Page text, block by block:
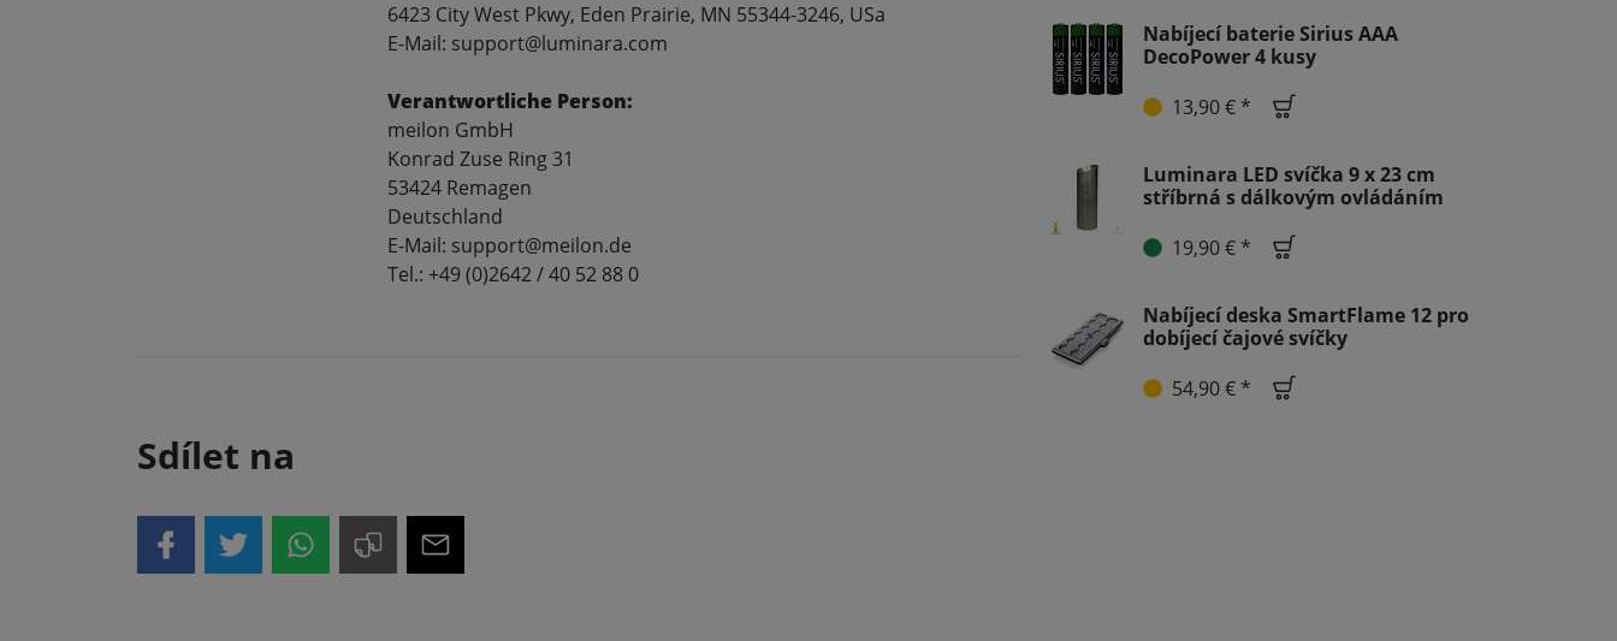
6423 City West Pkwy, Eden Prairie, MN 55344-3246, USa
E-Mail: support@luminara.com
Verantwortliche Person:
meilon GmbH
Konrad Zuse Ring 31
53424 Remagen
Deutschland
E-Mail: support@meilon.de
Tel.: +49 (0)2642 / 40 52 88 0
Sdílet na
Nabíjecí baterie Sirius AAA
DecoPower 4 kusy
13,90 € *
Luminara LED svíčka 9 x 23 cm
stříbrná s dálkovým ovládáním
19,90 € *
Nabíjecí deska SmartFlame 12 pro
dobíjecí čajové svíčky
54,90 € *